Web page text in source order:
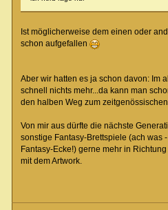
Ist möglicherweise dem einen oder
schon aufgefallen
Aber wir hatten es ja schon davon: Im
schnell nichts mehr...da kann man
den halben Weg zum
Von mir aus dürfte die nächste
sonstige Fantasy-Brettspiele (ach was
Fantasy-Ecke!) gerne mehr in
mit dem Artwork.